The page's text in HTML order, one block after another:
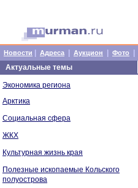
Новости Адреса Аукцион Фото
Актуальные темы
Экономика региона
Арктика
Социальная сфера
ЖКХ
Культурная жизнь края
Полезные ископаемые Кольского
полуострова